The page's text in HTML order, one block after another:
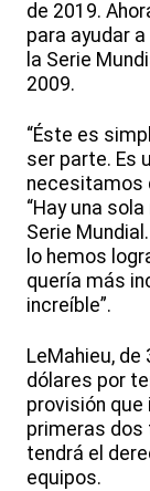
de 2019.
para ayudar
la Serie
2009.
“Éste es
ser parte. Es
necesitamos
“Hay una
Serie
lo hemos
quería más
increíble”.
LeMahieu,
dólares por
provisión
primeras dos
tendrá el
equipos.